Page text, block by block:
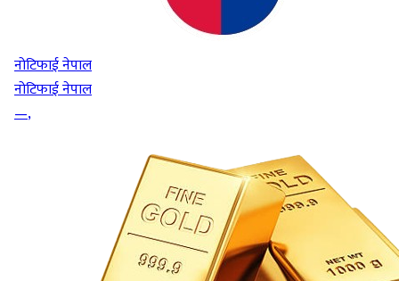
नोटिफाई नेपाल
नोटिफाई नेपाल
—,